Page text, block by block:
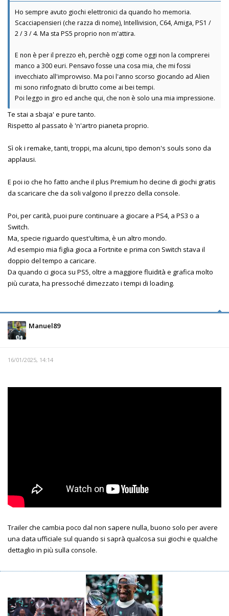
Ho sempre avuto giochi elettronici da quando ho memoria.
Scacciapensieri (che razza di nome), Intellivision, C64, Amiga, PS1 /
2 / 3 / 4. Ma sta PS5 proprio non m'attira.
E non è per il prezzo eh, perchè oggi come oggi non la comprerei
manco a 300 euri. Pensavo fosse una cosa mia, che mi fossi
invecchiato all'improvviso. Ma poi l'anno scorso giocando ad Alien
mi sono rinfognato di brutto come ai bei tempi.
Poi leggo in giro ed anche qui, che non è solo una mia impressione.
Te stai a sbaja' e pure tanto.
Rispetto al passato è 'n'artro pianeta proprio.
Sì ok i remake, tanti, troppi, ma alcuni, tipo demon's souls sono da
applausi.
E poi io che ho fatto anche il plus Premium ho decine di giochi gratis
da scaricare che da soli valgono il prezzo della console.
Poi, per carità, puoi pure continuare a giocare a PS4, a PS3 o a
Switch.
Ma, specie riguardo quest'ultima, è un altro mondo.
Ad esempio mia figlia gioca a Fortnite e prima con Switch stava il
doppio del tempo a caricare.
Da quando ci gioca su PS5, oltre a maggiore fluidità e grafica molto
più curata, ha pressoché dimezzato i tempi di loading.
Manuel89
16/01/2025, 14:14
Trailer che cambia poco dal non sapere nulla, buono solo per avere
una data ufficiale sul quando si saprà qualcosa sui giochi e qualche
dettaglio in più sulla console.